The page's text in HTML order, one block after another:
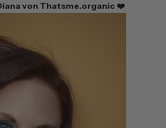
von Thatsme.organic ❤️